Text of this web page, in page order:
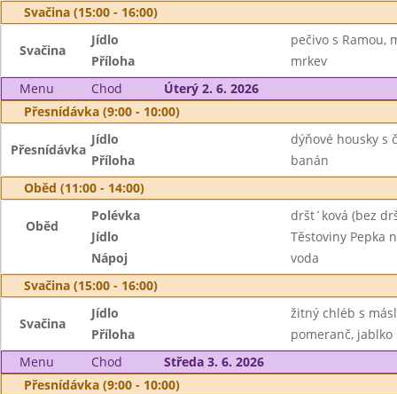
Svačina (15:00 - 16:00)
Svačina
Jídlo
pečivo s Ramou,
Příloha
mrkev
Menu
Chod
Úterý 2. 6. 2026
Přesnídávka (9:00 - 10:00)
Přesnídávka
Jídlo
dýňové housky s
Příloha
banán
Oběd (11:00 - 14:00)
Oběd
Polévka
dršt´ková (bez
Jídlo
Těstoviny Pepka
Nápoj
voda
Svačina (15:00 - 16:00)
Svačina
Jídlo
žitný chléb s
Příloha
pomeranč, jablko
Menu
Chod
Středa 3. 6. 2026
Přesnídávka (9:00 - 10:00)